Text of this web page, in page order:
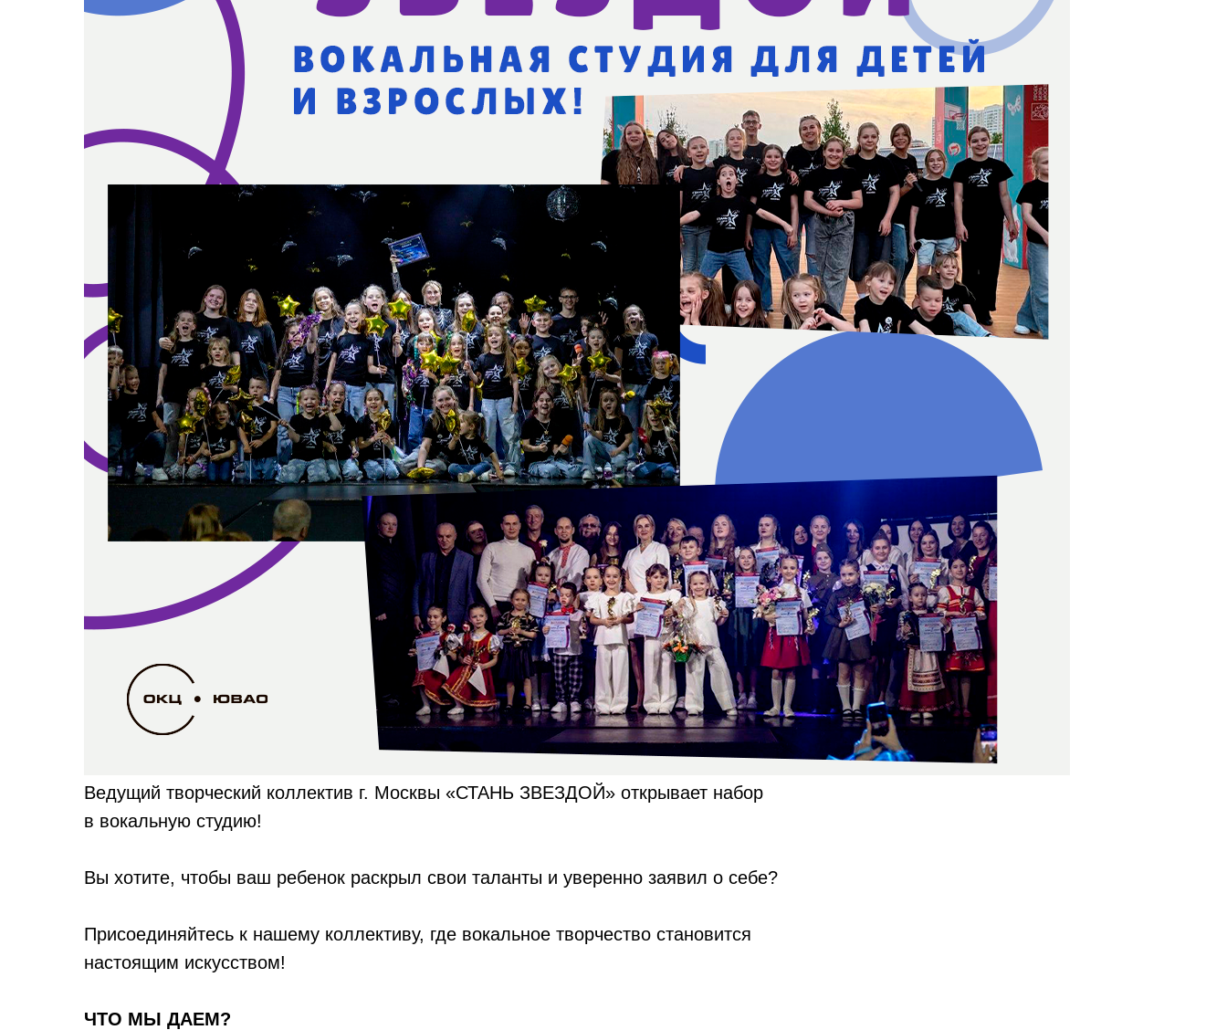
Ведущий творческий коллектив г. Москвы «СТАНЬ ЗВЕЗДОЙ» открывает набор
в вокальную студию!
Вы хотите, чтобы ваш ребенок раскрыл свои таланты и уверенно заявил о себе?
Присоединяйтесь к нашему коллективу, где вокальное творчество становится
настоящим искусством!
ЧТО МЫ ДАЕМ?